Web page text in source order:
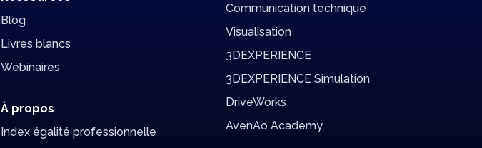
Blog
Livres blancs
Webinaires
À propos
Index égalité professionnelle
Communication technique
Visualisation
3DEXPERIENCE
3DEXPERIENCE Simulation
DriveWorks
AvenAo Academy